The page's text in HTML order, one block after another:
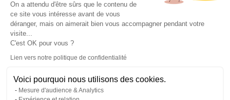
On a attendu d'être sûrs que le contenu de
ce site vous intéresse avant de vous
déranger, mais on aimerait bien vous accompagner pendant votre
visite...
C'est OK pour vous ?
Lien vers notre politique de confidentialité
Voici pourquoi nous utilisons des cookies.
Mesure d'audience & Analytics
Modes de paiement acceptés